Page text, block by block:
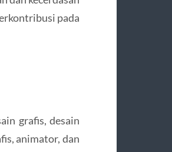
pada
grafis, desain
animator, dan